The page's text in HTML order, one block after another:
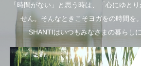
「時間がない」と思う時は、「心にゆと
せん。そんなときこそヨガをの時間を
SHANTIはいつもみなさまの暮らし